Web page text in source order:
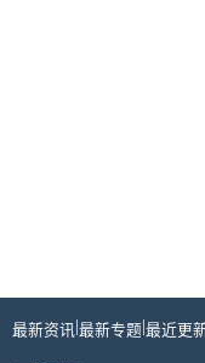
最新资讯 最新专题 最近更